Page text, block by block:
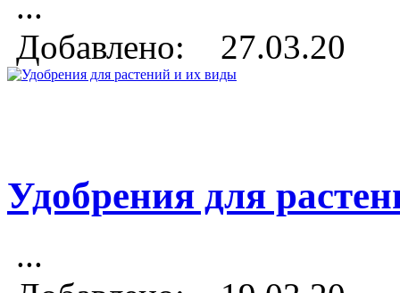
Добавлено: 27.03.20
Удобрения для
...